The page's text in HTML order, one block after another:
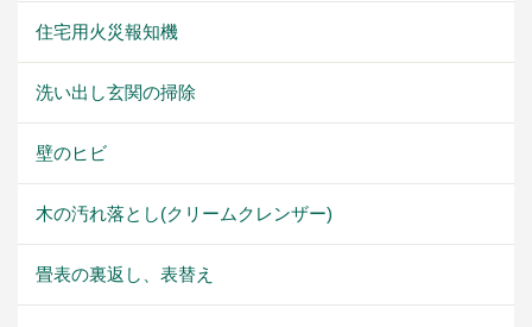
住宅用火災報知機
洗い出し玄関の掃除
壁のヒビ
木の汚れ落とし(クリームクレンザー)
畳表の裏返し、表替え